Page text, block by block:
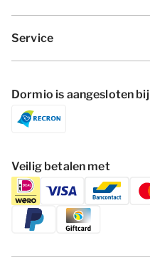
Service
Dormio is aangesloten bij
Veilig betalen met